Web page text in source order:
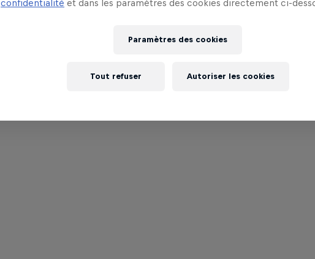
confidentialité et dans les paramètres des cookies directement ci-
Paramètres des cookies
Tout refuser Autoriser les cookies